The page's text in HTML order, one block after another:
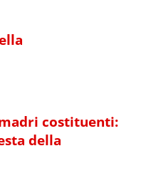
costituenti:
della